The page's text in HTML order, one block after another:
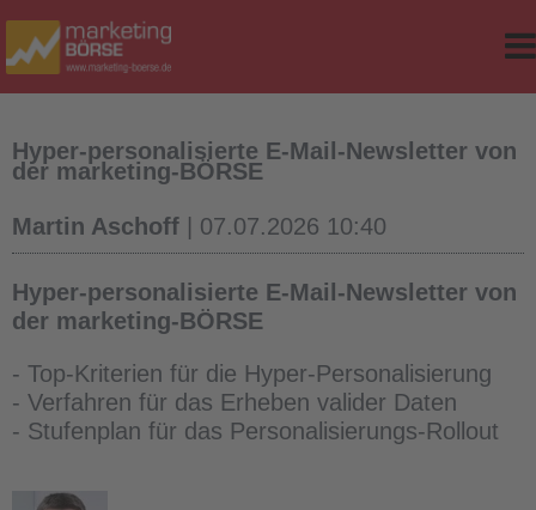
Classes
Version
Hyper-personalisierte E-Mail-Newsletter von
der marketing-BÖRSE
Martin Aschoff | 07.07.2026 10:40
Hyper-personalisierte E-Mail-Newsletter von
der marketing-BÖRSE
- Top-Kriterien für die Hyper-Personalisierung
- Verfahren für das Erheben valider Daten
- Stufenplan für das Personalisierungs-Rollout